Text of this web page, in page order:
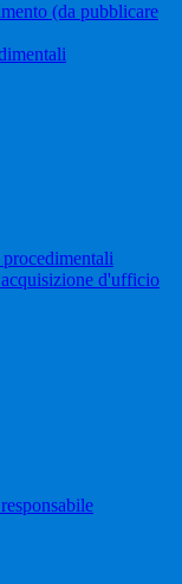
(da pubblicare
d'ufficio